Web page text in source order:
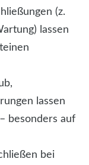
(z.
lassen
lassen
besonders auf
bei